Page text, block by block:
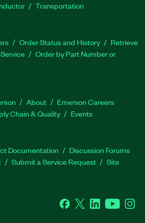
Transportation
Order Status and History
Retrieve
Order by Part Number or
About
Emerson Careers
Chain & Quality Events
Documentation
Discussion Forums
Submit a Service Request
Site
Facebook
Twitter LinkedInYouTube